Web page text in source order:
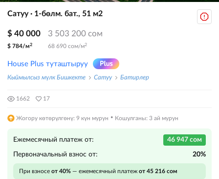
Сатуу · 1-бөлм. бат., 51 м2
$ 40 000 3 503 200 сом
$ 784/м2 68 690 сом/м2
House Plus туташтыруу
Кыймылсыз мүлк Бишкекте Сатуу Батирлер
1662 17
Жогору көтөрүлгөнү: 9 күн мурун · Кошулганы: 3 ай мурун
Ежемесячный платеж от: 46 947 сом
Первоначальный взнос от: 20%
При взносе от 40% — ежемесячный платеж от 45 216 сом